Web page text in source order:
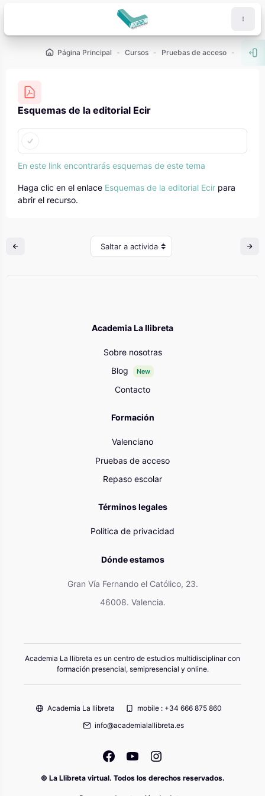
Página Principal Cursos Pruebas de acceso PCE
Esquemas de la editorial Ecir
Requisitos de finalización
En este link encontrarás esquemas de este tema
Haga clic en el enlace Esquemas de la editorial Ecir para
abrir el recurso.
Saltar a actividad
Academia La llibreta
Sobre nosotras
Blog
New
Contacto
Formación
Valenciano
Pruebas de acceso
Repaso escolar
Términos legales
Política de privacidad
Dónde estamos
Gran Vía Fernando el Católico, 23.
46008. Valencia.
Academia La llibreta es un centro de estudios multidisciplinar con
formación presencial, semipresencial y online.
Academia La llibreta
mobile : +34 666 875 860
info@academialallibreta.es
© La Llibreta virtual. Todos los derechos reservados.